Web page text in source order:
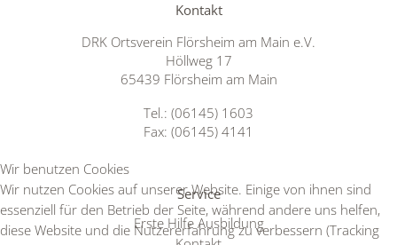
Kontakt
DRK Ortsverein Flörsheim am Main e.V.
Höllweg 17
65439 Flörsheim am Main
Tel.: (06145) 1603
Fax: (06145) 4141
Service
Erste Hilfe Ausbildung
Wir benutzen Cookies
Wir nutzen Cookies auf unserer Website. Einige von ihnen sind
essenziell für den Betrieb der Seite, während andere uns helfen,
diese Website und die Nutzererfahrung zu verbessern (Tracking